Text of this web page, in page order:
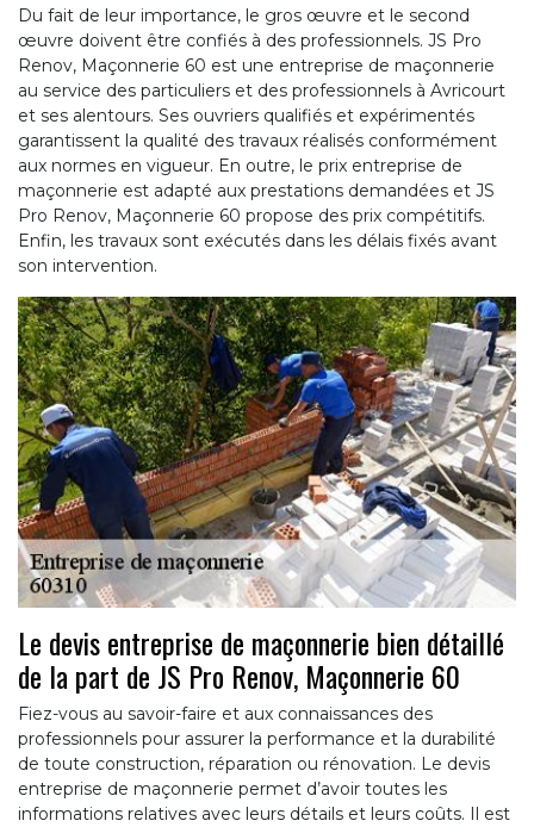
Du fait de leur importance, le gros œuvre et le second
œuvre doivent être confiés à des professionnels. JS Pro
Renov, Maçonnerie 60 est une entreprise de maçonnerie
au service des particuliers et des professionnels à Avricourt
et ses alentours. Ses ouvriers qualifiés et expérimentés
garantissent la qualité des travaux réalisés conformément
aux normes en vigueur. En outre, le prix entreprise de
maçonnerie est adapté aux prestations demandées et JS
Pro Renov, Maçonnerie 60 propose des prix compétitifs.
Enfin, les travaux sont exécutés dans les délais fixés avant
son intervention.
Le devis entreprise de maçonnerie bien détaillé
de la part de JS Pro Renov, Maçonnerie 60
Fiez-vous au savoir-faire et aux connaissances des
professionnels pour assurer la performance et la durabilité
de toute construction, réparation ou rénovation. Le devis
entreprise de maçonnerie permet d’avoir toutes les
informations relatives avec leurs détails et leurs coûts. Il est